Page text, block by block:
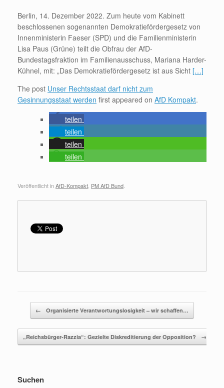
Berlin, 14. Dezember 2022. Zum heute vom Kabinett
beschlossenen sogenannten Demokratiefördergesetz von
Innenministerin Faeser (SPD) und die Familienministerin
Lisa Paus (Grüne) teilt die Obfrau der AfD-
Bundestagsfraktion im Familienausschuss, Mariana Harder-
Kühnel, mit: „Das Demokratiefördergesetz ist aus Sicht […]
The post Unser Rechtsstaat darf nicht zum
Gesinnungsstaat werden first appeared on AfD Kompakt.
teilen
teilen
teilen
teilen
Veröffentlicht inAfD-Kompakt PM AfD Bund
Beitragsnavigation
← Organisierte Verantwortungslosigkeit – wir schaffen…
„Reichsbürger-Razzia“: Gezielte Diskreditierung der Opposition? →
Suchen